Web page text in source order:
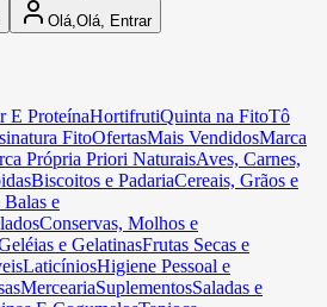
Olá, Olá, Entrar
E ProteínaHortifrutiQuinta na FitoTô
FitoOfertasMais VendidosMarca
Própria Priori NaturaisAves, Carnes,
Biscoitos e PadariaCereais, Grãos e
e
Conservas, Molhos e
e GelatinasFrutas Secas e
LaticíniosHigiene Pessoal e
MerceariaSuplementosSaladas e